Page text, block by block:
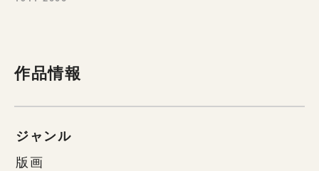
作品情報
ジャンル
版画